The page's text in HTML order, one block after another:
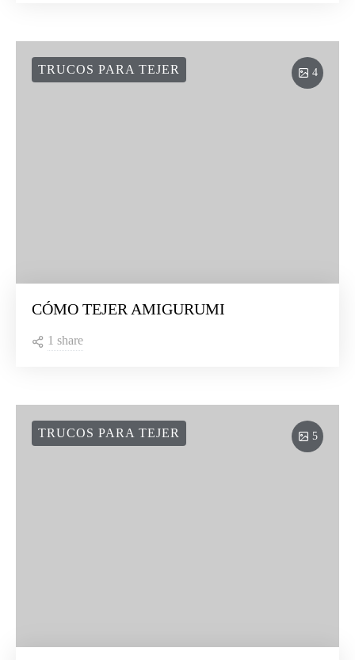
4
TRUCOS PARA TEJER
CÓMO TEJER AMIGURUMI
1 share
5
TRUCOS PARA TEJER